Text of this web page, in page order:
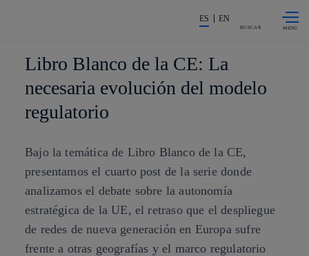
La acción en accionistas e
ES EN
BUSCAR
Libro Blanco de la CE: La
necesaria evolución del modelo
regulatorio
Bajo la temática de Libro Blanco de la CE,
presentamos el cuarto post de la serie donde
analizamos el debate sobre la autonomía
estratégica de la UE, el retraso que el despliegue
de redes de nueva generación en Europa sufre
frente a otras geografías y el marco regulatorio